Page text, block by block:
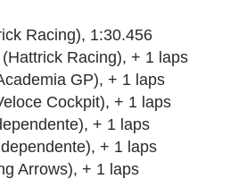
Racing), 1:30.456
Racing), + 1 laps
GP), + 1 laps
Cockpit), + 1 laps
+ 1 laps
+ 1 laps
Arrows), + 1 laps